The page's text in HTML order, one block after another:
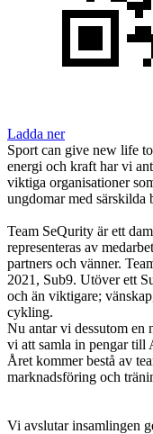
Ladda ner
Sport can give new life
energi och kraft har vi
viktiga organisationer
ungdomar med
Team SeQurity är ett
representeras av
partners och vänner.
2021, Sub9. Utöver ett
och än viktigare;
cykling.
Nu antar vi dessutom en
vi att samla in pengar till
Året kommer bestå av
marknadsföring och
Vi avslutar insamlingen